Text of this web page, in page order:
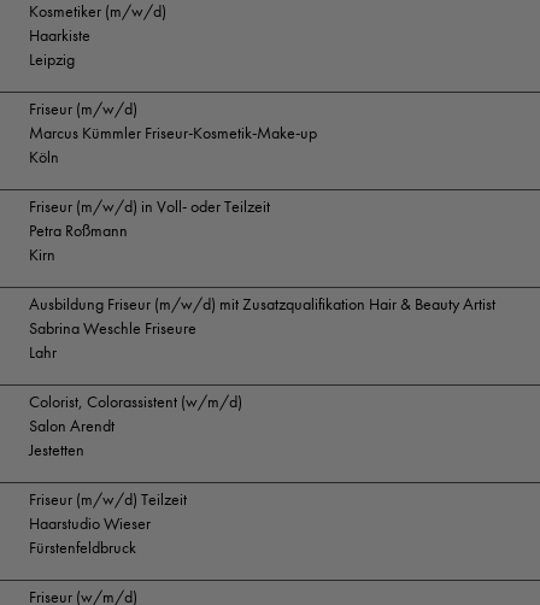
Kosmetiker (m/w/d)
Haarkiste
Leipzig
Friseur (m/w/d)
Marcus Kümmler Friseur-Kosmetik-Make-up
Köln
Friseur (m/w/d) in Voll- oder Teilzeit
Petra Roßmann
Kirn
Ausbildung Friseur (m/w/d) mit Zusatzqualifikation Hair & Beauty Artist
Sabrina Weschle Friseure
Lahr
Colorist, Colorassistent (w/m/d)
Salon Arendt
Jestetten
Friseur (m/w/d) Teilzeit
Haarstudio Wieser
Fürstenfeldbruck
Friseur (w/m/d)